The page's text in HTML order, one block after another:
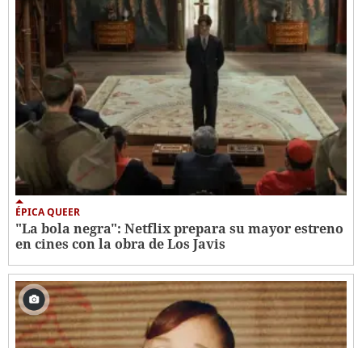
ÉPICA QUEER
"La bola negra": Netflix prepara su mayor estreno
en cines con la obra de Los Javis